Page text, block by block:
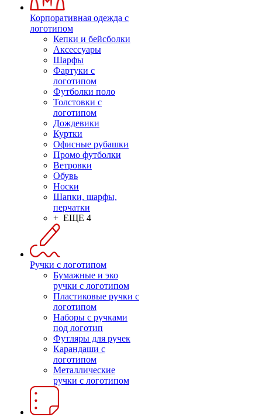
Корпоративная одежда с
логотипом
Кепки и бейсболки
Аксессуары
Шарфы
Фартуки с
логотипом
Футболки поло
Толстовки с
логотипом
Дождевики
Куртки
Офисные рубашки
Промо футболки
Ветровки
Обувь
Носки
Шапки, шарфы,
перчатки
+ ЕЩЕ 4
Ручки с логотипом
Бумажные и эко
ручки с логотипом
Пластиковые ручки с
логотипом
Наборы с ручками
под логотип
Футляры для ручек
Карандаши с
логотипом
Металлические
ручки с логотипом